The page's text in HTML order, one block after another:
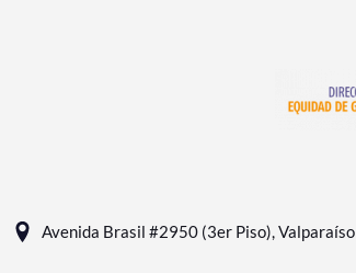
Avenida Brasil #2950 (3er Piso), Valparaíso